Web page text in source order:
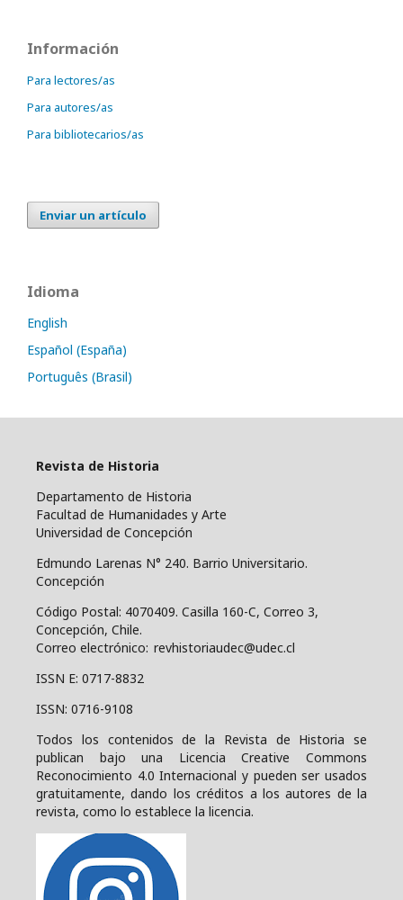
Información
Para lectores/as
Para autores/as
Para bibliotecarios/as
Enviar un artículo
Idioma
English
Español (España)
Português (Brasil)
Revista de Historia
Departamento de Historia
Facultad de Humanidades y Arte
Universidad de Concepción
Edmundo Larenas N° 240. Barrio Universitario.
Concepción
Código Postal: 4070409. Casilla 160-C, Correo 3,
Concepción, Chile.
Correo electrónico: revhistoriaudec@udec.cl
ISSN E: 0717-8832
ISSN: 0716-9108
Todos los contenidos de la Revista de Historia se
publican bajo una
Licencia Creative Commons
Reconocimiento 4.0 Internacional y pueden ser usados
gratuitamente, dando los créditos a los autores de la
revista, como lo establece la licencia.